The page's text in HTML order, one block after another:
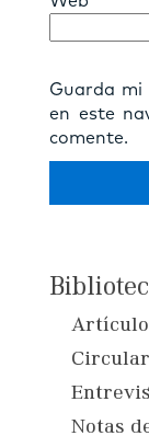
Guarda mi
en este
comente.
Notas